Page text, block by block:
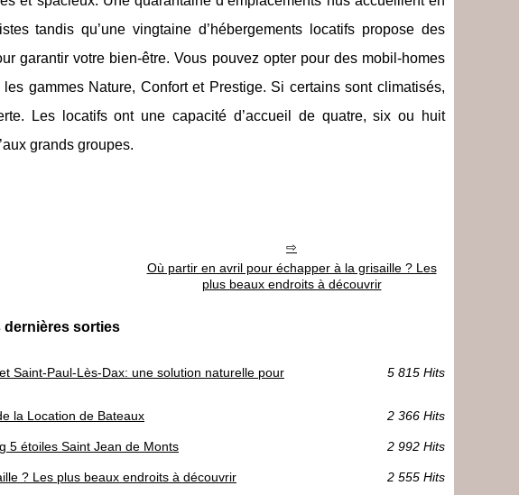
tandis qu’une vingtaine d’hébergements locatifs propose des
garantir votre bien-être. Vous pouvez opter pour des mobil-homes
gammes Nature, Confort et Prestige. Si certains sont climatisés,
Les locatifs ont une capacité d’accueil de quatre, six ou huit
grands groupes.
Où partir en avril pour échapper à la grisaille ? Les
plus beaux endroits à découvrir
dernières sorties
Saint-Paul-Lès-Dax: une solution naturelle pour
5 815 Hits
la Location de Bateaux 2 366 Hits
5 étoiles Saint Jean de Monts 2 992 Hits
? Les plus beaux endroits à découvrir 2 555 Hits